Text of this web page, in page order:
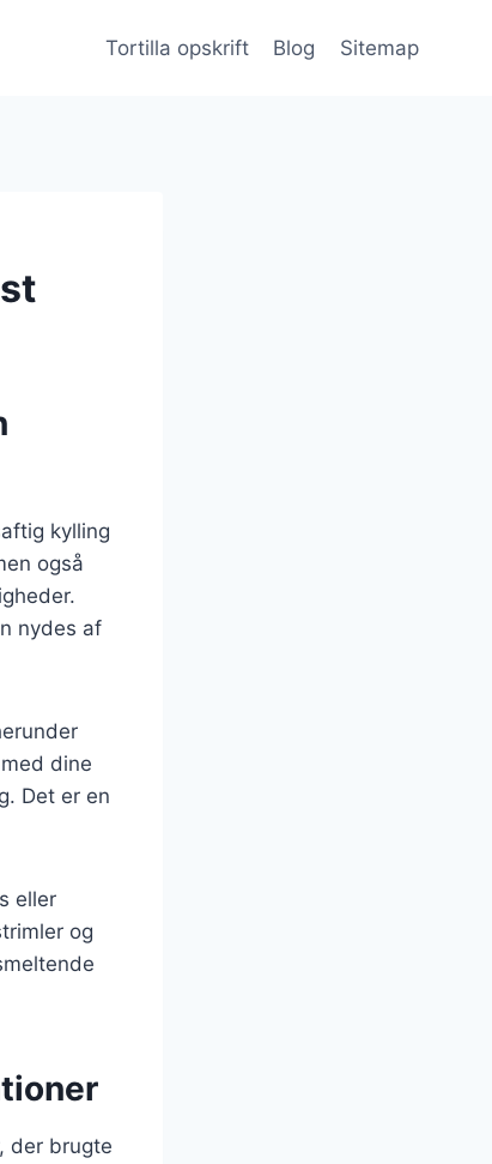
Tortilla opskrift Blog Sitemap
kylling
også
nydes af
dine
Det er en
eller
og
der brugte